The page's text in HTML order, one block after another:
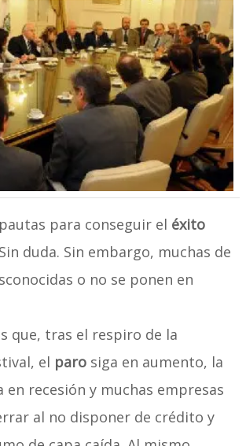
para conseguir el éxito
duda. Sin embargo, muchas de
o no se ponen en
que, tras el respiro de la
el parosiga en aumento, la
en recesión y muchas empresas
al no disponer de crédito y